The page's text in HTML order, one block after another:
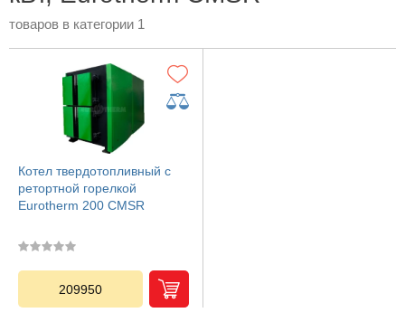
товаров в категории 1
Котел твердотопливный с
ретортной горелкой
Eurotherm 200 CMSR
209950